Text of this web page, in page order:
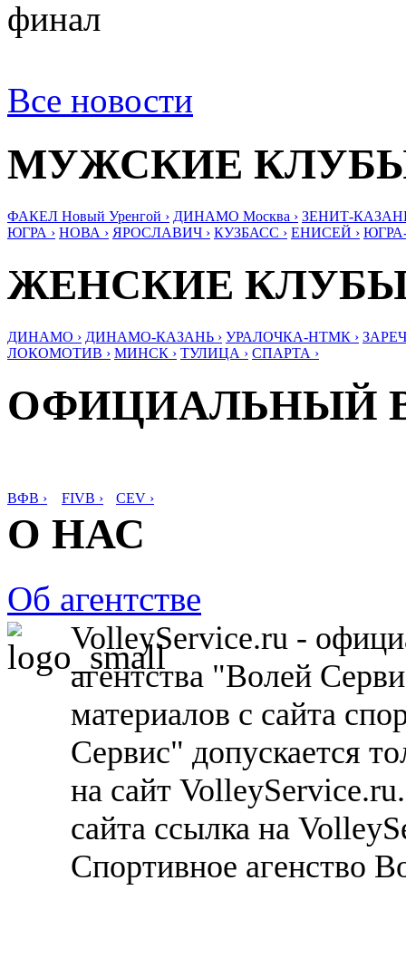
финал
Все новости
МУЖСКИЕ
ФАКЕЛ Новый Уренгой › ДИНАМО Москва › ЗЕНИТ-
ЮГРА › НОВА › ЯРОСЛАВИЧ › КУЗБАСС › ЕНИСЕЙ ›
ЖЕНСКИЕ
ДИНАМО › ДИНАМО-КАЗАНЬ › УРАЛОЧКА-НТМК ›
ЛОКОМОТИВ › МИНСК › ТУЛИЦА › СПАРТА ›
ОФИЦИАЛЬНЫЙ
ВФВ › FIVB › CEV ›
О НАС
Об агентстве
VolleyService.ru -
агентства "Волей
материалов с сайта
Сервис" допускается
на сайт
сайта ссылка на
Спортивное агенство